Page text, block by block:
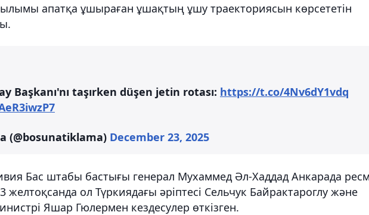
апатқа ұшыраған ұшақтың ұшу траекториясын көрсететін
Başkanı'nı taşırken düşen jetin rotası: https://t.co/4Nv6dY1vdq
(@bosunatiklama) December 23, 2025
Бас штабы бастығы генерал Мухаммед Әл-Хаддад Анкарада
желтоқсанда ол Түркиядағы әріптесі Сельчук Байрактароглу және
Яшар Гюлермен кездесулер өткізген.